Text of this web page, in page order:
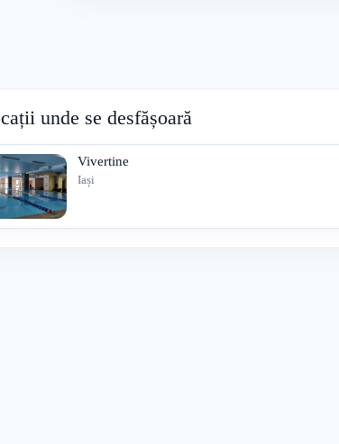
unde se desfășoară
Vivertine
Iași